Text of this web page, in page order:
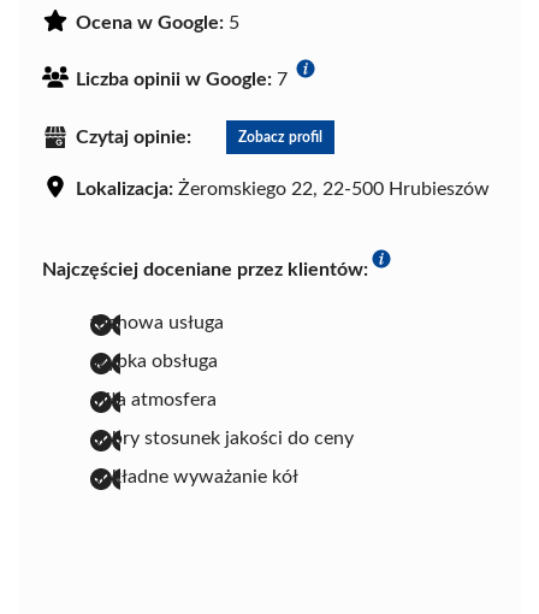
Ocena w Google: 5
Liczba opinii w Google: 7
Czytaj opinie: Zobacz profil
Lokalizacja: Żeromskiego 22, 22-500 Hrubieszów
Najczęściej doceniane przez klientów:
fachowa usługa
szybka obsługa
miła atmosfera
dobry stosunek jakości do ceny
dokładne wyważanie kół